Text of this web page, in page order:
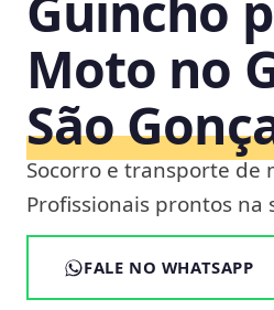
Moto no
São
Socorro e transporte de
Profissionais prontos na
FALE NO WHATSAPP